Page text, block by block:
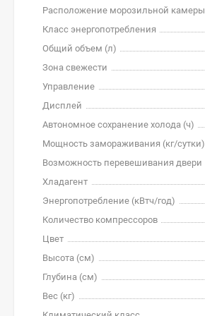
Расположение морозильной камеры
Класс энергопотребления
Общий объем (л)
Зона свежести
Управление
Дисплей
Автономное сохранение холода (ч)
Мощность замораживания (кг/cутки)
Возможность перевешивания двери
Хладагент
Энергопотребление (кВтч/год)
Количество компрессоров
Цвет
Высота (см)
Глубина (см)
Вес (кг)